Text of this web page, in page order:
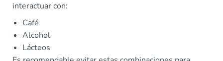
interactuar con:
Café
Alcohol
Lácteos